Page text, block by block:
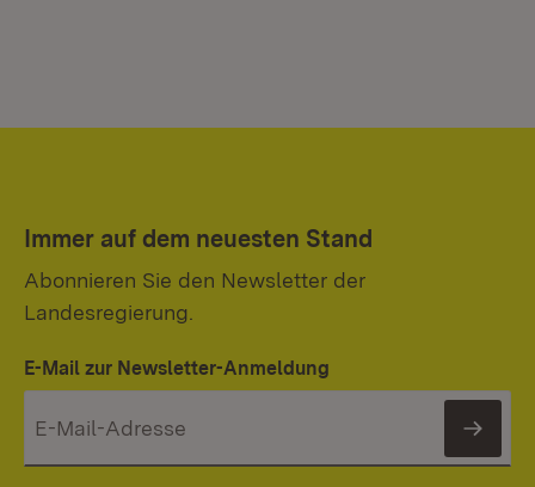
Immer auf dem neuesten Stand
Abonnieren Sie den Newsletter der
Landesregierung.
E-Mail zur Newsletter-Anmeldung